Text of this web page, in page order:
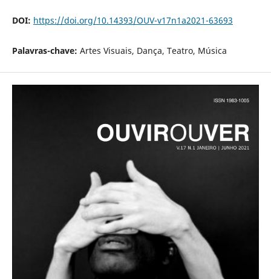
DOI: https://doi.org/10.14393/OUV-v17n1a2021-63693
Palavras-chave: Artes Visuais, Dança, Teatro, Música